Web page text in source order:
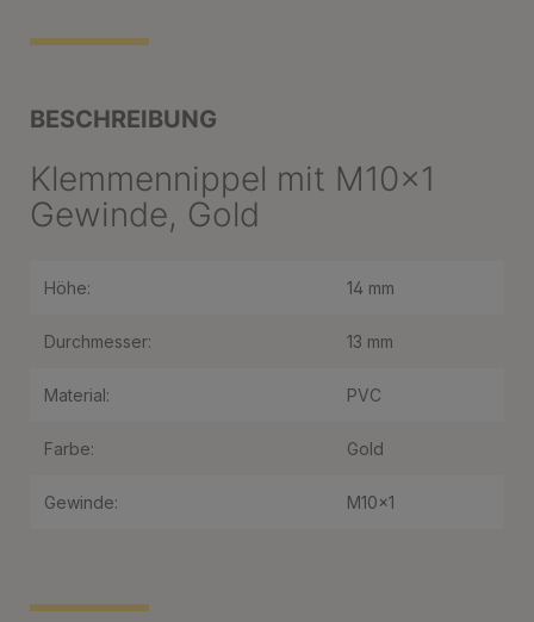
BESCHREIBUNG
Klemmennippel mit M10x1
Gewinde, Gold
Höhe: 14 mm
Durchmesser: 13 mm
Material: PVC
Farbe: Gold
Gewinde: M10x1